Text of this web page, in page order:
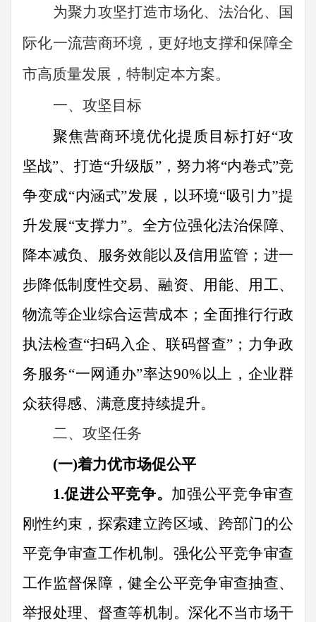
为聚力攻坚打造市场化、法治化、国
际化一流营商环境，更好地支撑和保障全
市高质量发展，特制定本方案。
一、攻坚目标
聚焦营商环境优化提质目标打好“攻
坚战”、打造“升级版”，努力将“内卷式”竞
争变成“内涵式”发展 ， 以环境“吸引力”提
升发展“支撑力”。 全方位强化法治保障、
降本减负、服务效能以及信用监管； 进一
步降低制度性交易、融资、用能、用工、
物流等企业综合运营成本 ；全面推行行政
执法检查“扫码入企、联码督查” ； 力争政
务服务“一网通办”率达90% 以上 ， 企业群
众获得感、满意度持续提升。
二、攻坚任务
(一)着力优市场促公平
1.促进公平竞争。 加强公平竞争审查
刚性约束，探索建立跨区域、跨部门的公
平竞争审查工作机制。强化公平竞争审查
工作监督保障，健全公平竞争审查抽查、
举报处理、督查等机制。深化不当市场干